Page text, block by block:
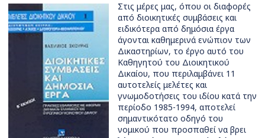
Στις μέρες μας, όπου οι διαφορές
από διοικητικές συμβάσεις και
ειδικότερα από δημόσια έργα
άγονται καθημερινά ενώπιον των
Δικαστηρίων, το έργο αυτό του
Καθηγητού του Διοικητικού
Δικαίου, που περιλαμβάνει 11
αυτοτελείς μελέτες και
γνωμοδοτήσεις του ιδίου κατά την
περίοδο 1985-1994, αποτελεί
σημαντικότατο οδηγό του
νομικού που προσπαθεί να βρει